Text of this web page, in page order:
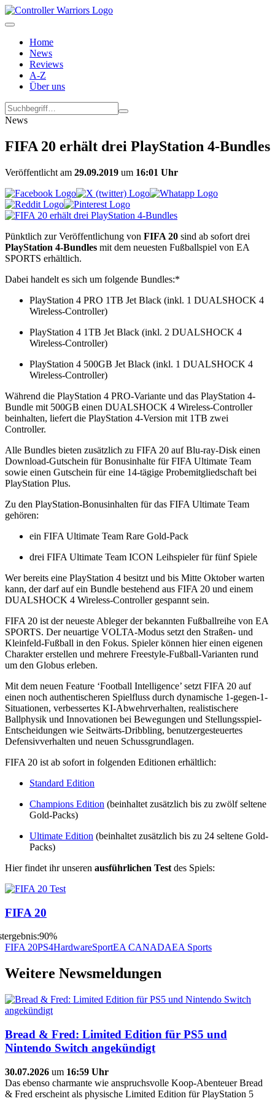
Home
News
Reviews
A-Z
Über uns
News
FIFA 20 erhält drei PlayStation 4-Bundles
Veröffentlicht am 29.09.2019 um 16:01 Uhr
Pünktlich zur Veröffentlichung von FIFA 20 sind ab sofort drei
PlayStation 4-Bundles mit dem neuesten Fußballspiel von EA
SPORTS erhältlich.
Dabei handelt es sich um folgende Bundles:*
PlayStation 4 PRO 1TB Jet Black (inkl. 1 DUALSHOCK 4
Wireless-Controller)
PlayStation 4 1TB Jet Black (inkl. 2 DUALSHOCK 4
Wireless-Controller)
PlayStation 4 500GB Jet Black (inkl. 1 DUALSHOCK 4
Wireless-Controller)
Während die PlayStation 4 PRO-Variante und das PlayStation 4-
Bundle mit 500GB einen DUALSHOCK 4 Wireless-Controller
beinhalten, liefert die PlayStation 4-Version mit 1TB zwei
Controller.
Alle Bundles bieten zusätzlich zu FIFA 20 auf Blu-ray-Disk einen
Download-Gutschein für Bonusinhalte für FIFA Ultimate Team
sowie einen Gutschein für eine 14-tägige Probemitgliedschaft bei
PlayStation Plus.
Zu den PlayStation-Bonusinhalten für das FIFA Ultimate Team
gehören:
ein FIFA Ultimate Team Rare Gold-Pack
drei FIFA Ultimate Team ICON Leihspieler für fünf Spiele
Wer bereits eine PlayStation 4 besitzt und bis Mitte Oktober warten
kann, der darf auf ein Bundle bestehend aus FIFA 20 und einem
DUALSHOCK 4 Wireless-Controller gespannt sein.
FIFA 20 ist der neueste Ableger der bekannten Fußballreihe von EA
SPORTS. Der neuartige VOLTA-Modus setzt den Straßen- und
Kleinfeld-Fußball in den Fokus. Spieler können hier einen eigenen
Charakter erstellen und mehrere Freestyle-Fußball-Varianten rund
um den Globus erleben.
Mit dem neuen Feature ‘Football Intelligence’ setzt FIFA 20 auf
einen noch authentischeren Spielfluss durch dynamische 1-gegen-1-
Situationen, verbessertes KI-Abwehrverhalten, realistischere
Ballphysik und Innovationen bei Bewegungen und Stellungsspiel-
Entscheidungen wie Seitwärts-Dribbling, benutzergesteuertes
Defensivverhalten und neuen Schussgrundlagen.
FIFA 20 ist ab sofort in folgenden Editionen erhältlich:
Standard Edition
Champions Edition (beinhaltet zusätzlich bis zu zwölf seltene
Gold-Packs)
Ultimate Edition (beinhaltet zusätzlich bis zu 24 seltene Gold-
Packs)
Hier findet ihr unseren ausführlichen Test des Spiels:
FIFA 20
FIFA 20PS4HardwareSportEA CANADAEA Sports
Weitere Newsmeldungen
Bread & Fred: Limited Edition für PS5 und
Nintendo Switch angekündigt
30.07.2026 um 16:59 Uhr
Das ebenso charmante wie anspruchsvolle Koop-Abenteuer Bread
& Fred erscheint als physische Limited Edition für PlayStation 5